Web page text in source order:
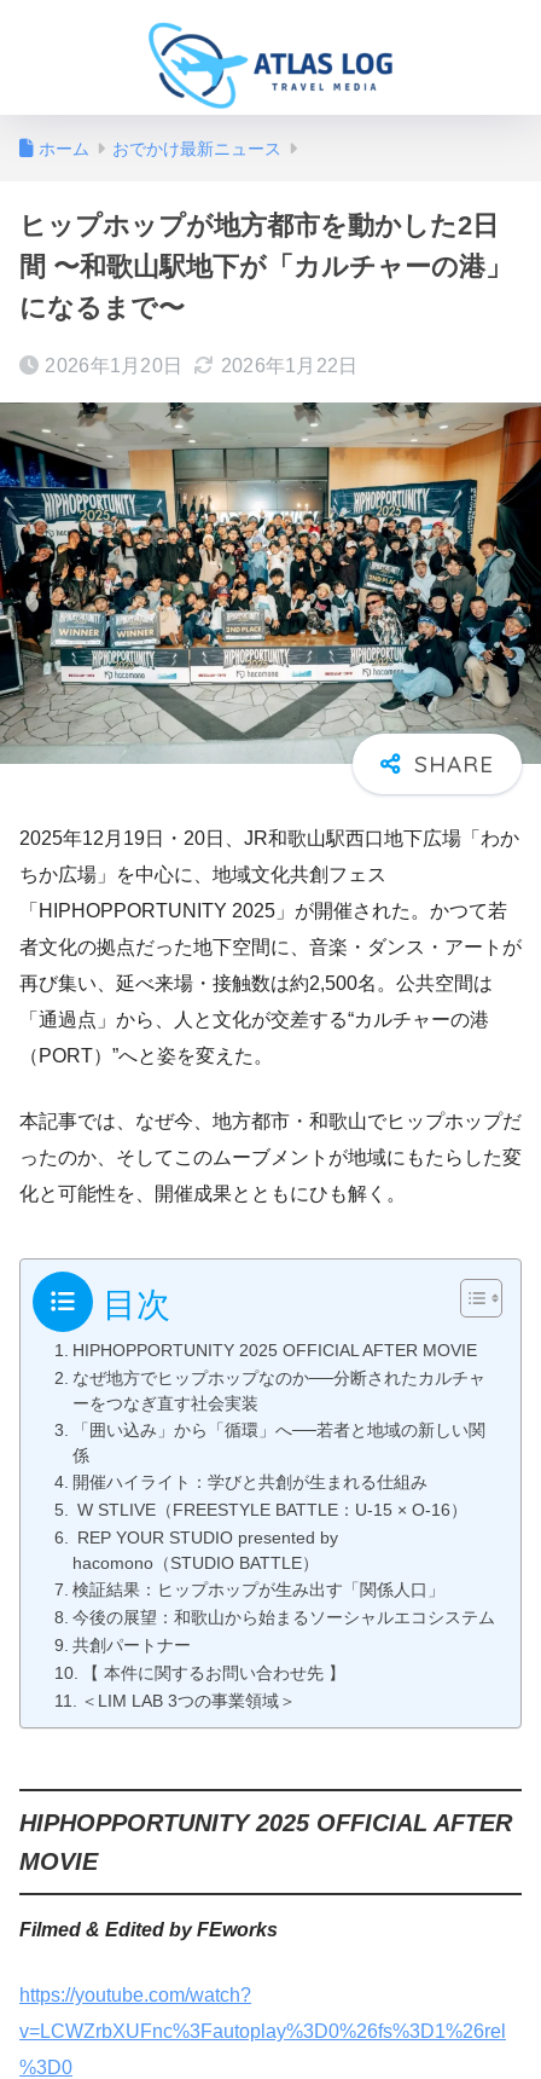
ホーム おでかけ最新ニュース
ヒップホップが地方都市を動かした2日
間 〜和歌山駅地下が「カルチャーの港」
になるまで〜
2026年1月20日 2026年1月22日
2025年12月19日・20日、JR和歌山駅西口地下広場「わか
ちか広場」を中心に、地域文化共創フェス
「HIPHOPPORTUNITY 2025」が開催された。かつて若
者文化の拠点だった地下空間に、音楽・ダンス・アートが
再び集い、延べ来場・接触数は約2,500名。公共空間は
「通過点」から、人と文化が交差する“カルチャーの港
（PORT）”へと姿を変えた。
本記事では、なぜ今、地方都市・和歌山でヒップホップだ
ったのか、そしてこのムーブメントが地域にもたらした変
化と可能性を、開催成果とともにひも解く。
目次
HIPHOPPORTUNITY 2025 OFFICIAL AFTER MOVIE
なぜ地方でヒップホップなのか──分断されたカルチャ
ーをつなぎ直す社会実装
「囲い込み」から「循環」へ──若者と地域の新しい関
係
開催ハイライト：学びと共創が生まれる仕組み
W STLIVE（FREESTYLE BATTLE：U-15 × O-16）
REP YOUR STUDIO presented by
hacomono（STUDIO BATTLE）
検証結果：ヒップホップが生み出す「関係人口」
今後の展望：和歌山から始まるソーシャルエコシステム
共創パートナー
【 本件に関するお問い合わせ先 】
＜LIM LAB 3つの事業領域＞
HIPHOPPORTUNITY 2025 OFFICIAL AFTER
MOVIE
Filmed & Edited by FEworks
https://youtube.com/watch?
v=LCWZrbXUFnc%3Fautoplay%3D0%26fs%3D1%26rel
%3D0